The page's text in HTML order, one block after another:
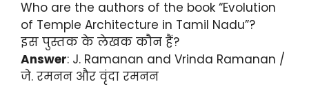
Who are the authors of the book “Evolution
of Temple Architecture in Tamil Nadu”?
इस पुस्तक के लेखक कौन हैं?
Answer: J. Ramanan and Vrinda Ramanan /
जे. रमनन और वृंदा रमनन